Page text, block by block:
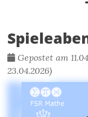
Gepostet am
23.04.2026)